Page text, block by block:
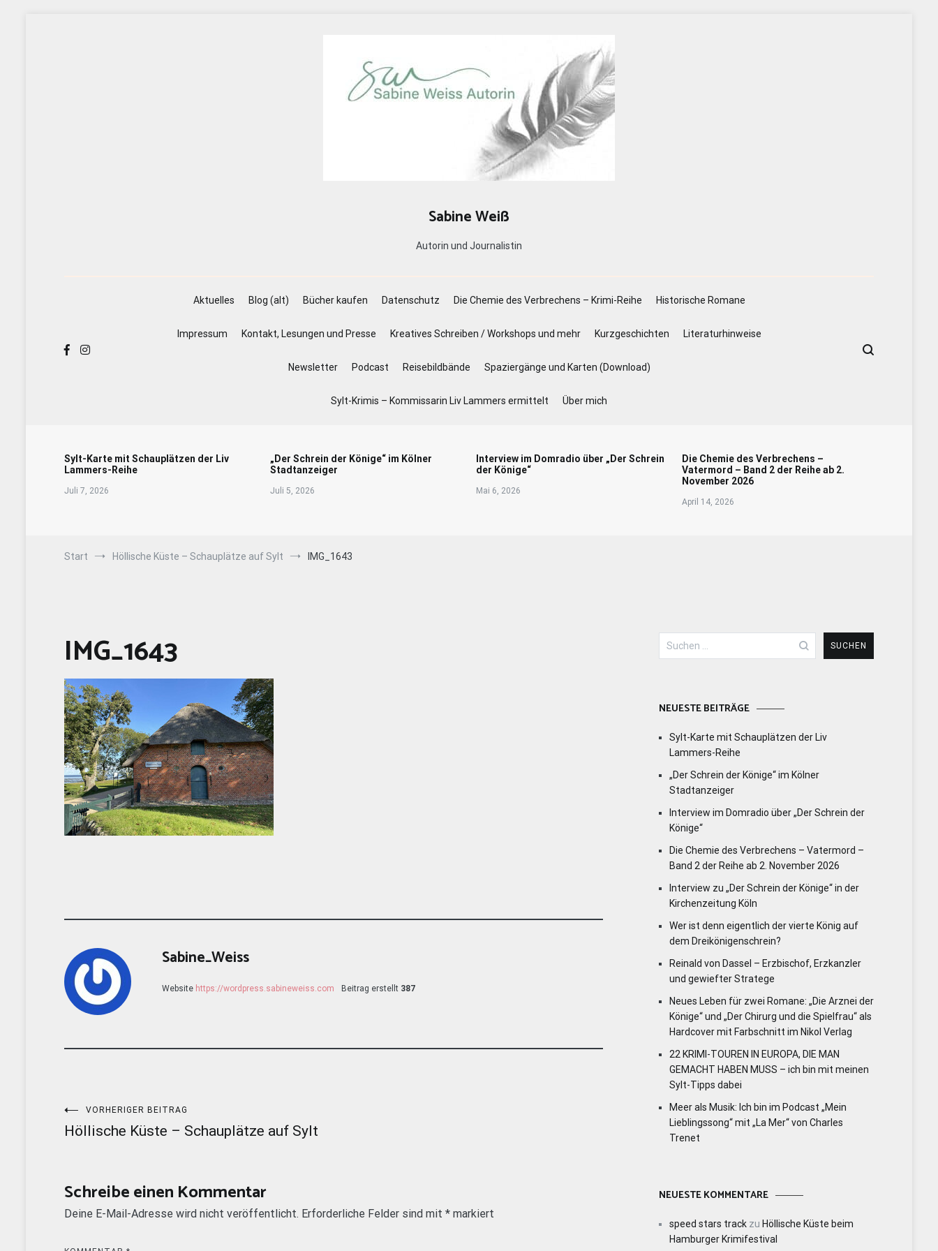
Sabine Weiß
Autorin und Journalistin
Aktuelles Blog (alt) Bücher kaufen Datenschutz Die Chemie des Verbrechens – Krimi-Reihe Historische Romane
Impressum Kontakt, Lesungen und Presse Kreatives Schreiben / Workshops und mehr Kurzgeschichten Literaturhinweise
Newsletter Podcast Reisebildbände Spaziergänge und Karten (Download)
Sylt-Krimis – Kommissarin Liv Lammers ermittelt Über mich
Sylt-Karte mit Schauplätzen der Liv
Lammers-Reihe
Juli 7, 2026
„Der Schrein der Könige“ im Kölner
Stadtanzeiger
Juli 5, 2026
Interview im Domradio über „Der Schrein
der Könige“
Mai 6, 2026
Die Chemie des Verbrechens –
Vatermord – Band 2 der Reihe ab 2.
November 2026
April 14, 2026
Start Höllische Küste – Schauplätze auf Sylt IMG_1643
IMG_1643
Sabine_Weiss
Website https://wordpress.sabineweiss.com Beitrag erstellt 387
Beitragsnavigation
VORHERIGER BEITRAG
Höllische Küste – Schauplätze auf Sylt
Schreibe einen Kommentar
Deine E-Mail-Adresse wird nicht veröffentlicht. Erforderliche Felder sind mit * markiert
Suchen
nach:
NEUESTE BEITRÄGE
Sylt-Karte mit Schauplätzen der Liv
Lammers-Reihe
„Der Schrein der Könige“ im Kölner
Stadtanzeiger
Interview im Domradio über „Der Schrein der
Könige“
Die Chemie des Verbrechens – Vatermord –
Band 2 der Reihe ab 2. November 2026
Interview zu „Der Schrein der Könige“ in der
Kirchenzeitung Köln
Wer ist denn eigentlich der vierte König auf
dem Dreikönigenschrein?
Reinald von Dassel – Erzbischof, Erzkanzler
und gewiefter Stratege
Neues Leben für zwei Romane: „Die Arznei der
Könige“ und „Der Chirurg und die Spielfrau“ als
Hardcover mit Farbschnitt im Nikol Verlag
22 KRIMI-TOUREN IN EUROPA, DIE MAN
GEMACHT HABEN MUSS – ich bin mit meinen
Sylt-Tipps dabei
Meer als Musik: Ich bin im Podcast „Mein
Lieblingssong“ mit „La Mer“ von Charles
Trenet
NEUESTE KOMMENTARE
speed stars track zu Höllische Küste beim
Hamburger Krimifestival